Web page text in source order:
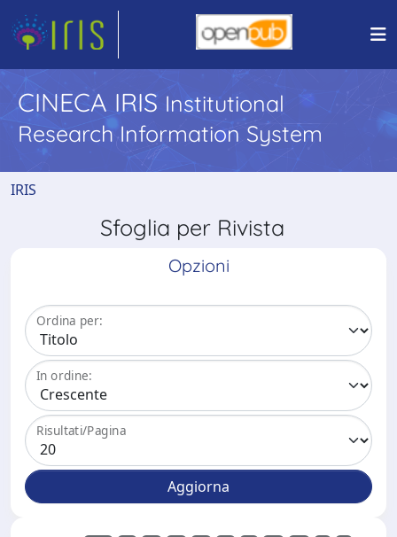
CINECA IRIS Institutional
Research Information System
IRIS
Sfoglia per Rivista
Opzioni
Ordina per:
In ordine:
Risultati/Pagina